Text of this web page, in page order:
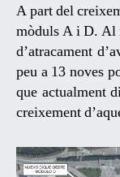
A part del
mòduls A i D. Al
d’atracament
peu a 13 noves
que actualment
creixement